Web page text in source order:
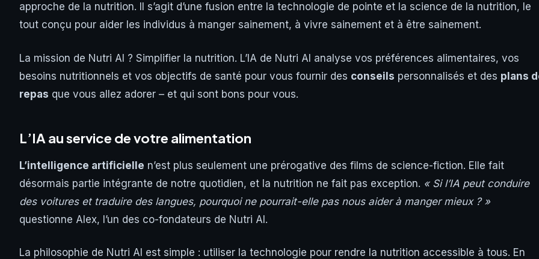
approche de la nutrition. Il s’agit d’une fusion entre la technologie de pointe et la science de la nutrition, le
tout conçu pour aider les individus à manger sainement, à vivre sainement et à être sainement.
La mission de Nutri AI ? Simplifier la nutrition. L’IA de Nutri AI analyse vos préférences alimentaires, vos
besoins nutritionnels et vos objectifs de santé pour vous fournir des conseils personnalisés et des plans
repas que vous allez adorer – et qui sont bons pour vous.
L’IA au service de votre alimentation
L’intelligence artificielle n’est plus seulement une prérogative des films de science-fiction. Elle fait
désormais partie intégrante de notre quotidien, et la nutrition ne fait pas exception. « Si l’IA peut conduire
des voitures et traduire des langues, pourquoi ne pourrait-elle pas nous aider à manger mieux ? »
questionne Alex, l’un des co-fondateurs de Nutri AI.
La philosophie de Nutri AI est simple : utiliser la technologie pour rendre la nutrition accessible à tous. En